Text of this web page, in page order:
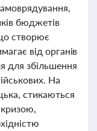
бюджетів
створює
від органів
для збільшення
На
стикаються